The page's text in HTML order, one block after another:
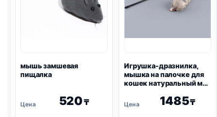
мышь замшевая
пищалка
520₸
Игрушка-дразнилка,
мышка на палочке для
кошек натуральный мех
1485₸